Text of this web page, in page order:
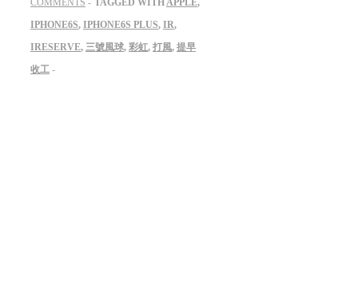
COMMENTS
TAGGED WITHAPPLE,
IPHONE6S, IPHONE6S PLUS, IR,
IRESERVE, 三號風球, 彩虹, 打風, 提早
收工